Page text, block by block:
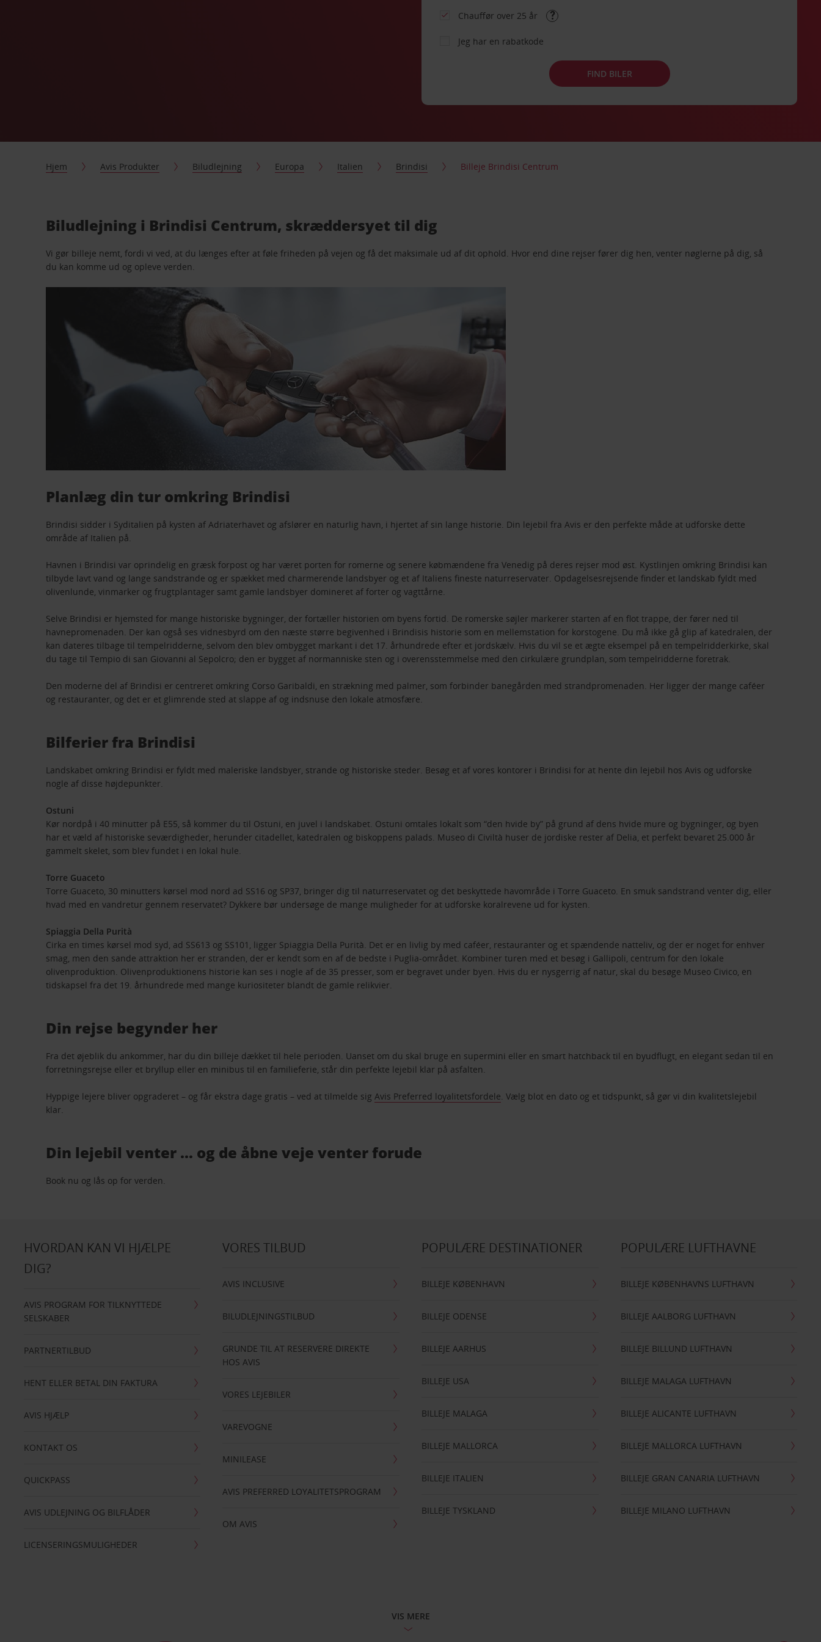
Chauffør over 25 år
Jeg har en rabatkode
FIND BILER
Hjem Avis Produkter Biludlejning Europa Italien Brindisi Billeje Brindisi Centrum
Biludlejning i Brindisi Centrum, skræddersyet til dig
Vi gør billeje nemt, fordi vi ved, at du længes efter at føle friheden på vejen og få det maksimale ud af dit ophold. Hvor end dine rejser fører dig hen, venter nøglerne på dig, så
du kan komme ud og opleve verden.
Planlæg din tur omkring Brindisi
Brindisi sidder i Syditalien på kysten af ​​Adriaterhavet og afslører en naturlig havn, i hjertet af sin lange historie. Din lejebil fra Avis er den perfekte måde at udforske dette
område af Italien på.
Havnen i Brindisi var oprindelig en græsk forpost og har været porten for romerne og senere købmændene fra Venedig på deres rejser mod øst. Kystlinjen omkring Brindisi kan
tilbyde lavt vand og lange sandstrande og er spækket med charmerende landsbyer og et af Italiens fineste naturreservater. Opdagelsesrejsende finder et landskab fyldt med
olivenlunde, vinmarker og frugtplantager samt gamle landsbyer domineret af forter og vagttårne.
Selve Brindisi er hjemsted for mange historiske bygninger, der fortæller historien om byens fortid. De romerske søjler markerer starten af en flot trappe, der fører ned til
havnepromenaden. Der kan også ses vidnesbyrd om den næste større begivenhed i Brindisis historie som en mellemstation for korstogene. Du må ikke gå glip af katedralen, der
kan dateres tilbage til tempelridderne, selvom den blev ombygget markant i det 17. århundrede efter et jordskælv. Hvis du vil se et ægte eksempel på en tempelridderkirke, skal
du tage til Tempio di san Giovanni al Sepolcro; den er bygget af normanniske sten og i overensstemmelse med den cirkulære grundplan, som tempelridderne foretrak.
Den moderne del af Brindisi er centreret omkring Corso Garibaldi, en strækning med palmer, som forbinder banegården med strandpromenaden. Her ligger der mange caféer
og restauranter, og det er et glimrende sted at slappe af og indsnuse den lokale atmosfære.
Bilferier fra Brindisi
Landskabet omkring Brindisi er fyldt med maleriske landsbyer, strande og historiske steder. Besøg et af vores kontorer i Brindisi for at hente din lejebil hos Avis og udforske
nogle af disse højdepunkter.
Ostuni
Kør nordpå i 40 minutter på E55, så kommer du til Ostuni, en juvel i landskabet. Ostuni omtales lokalt som “den hvide by” på grund af dens hvide mure og bygninger, og byen
har et væld af historiske seværdigheder, herunder citadellet, katedralen og biskoppens palads. Museo di Civiltà huser de jordiske rester af Delia, et perfekt bevaret 25.000 år
gammelt skelet, som blev fundet i en lokal hule.
Torre Guaceto
Torre Guaceto, 30 minutters kørsel mod nord ad SS16 og SP37, bringer dig til naturreservatet og det beskyttede havområde i Torre Guaceto. En smuk sandstrand venter dig, eller
hvad med en vandretur gennem reservatet? Dykkere bør undersøge de mange muligheder for at udforske koralrevene ud for kysten.
Spiaggia Della Purità
Cirka en times kørsel mod syd, ad SS613 og SS101, ligger Spiaggia Della Purità. Det er en livlig by med caféer, restauranter og et spændende natteliv, og der er noget for enhver
smag, men den sande attraktion her er stranden, der er kendt som en af de bedste i Puglia-området. Kombiner turen med et besøg i Gallipoli, centrum for den lokale
olivenproduktion. Olivenproduktionens historie kan ses i nogle af de 35 presser, som er begravet under byen. Hvis du er nysgerrig af natur, skal du besøge Museo Civico, en
tidskapsel fra det 19. århundrede med mange kuriositeter blandt de gamle relikvier.
Din rejse begynder her
Fra det øjeblik du ankommer, har du din billeje dækket til hele perioden. Uanset om du skal bruge en supermini eller en smart hatchback til en byudflugt, en elegant sedan til en
forretningsrejse eller et bryllup eller en minibus til en familieferie, står din perfekte lejebil klar på asfalten.
Hyppige lejere bliver opgraderet – og får ekstra dage gratis – ved at tilmelde sigAvis Preferred loyalitetsfordele. Vælg blot en dato og et tidspunkt, så gør vi din kvalitetslejebil
klar.
Din lejebil venter ... og de åbne veje venter forude
Book nu og lås op for verden.
HVORDAN KAN VI HJÆLPE
DIG?
AVIS PROGRAM FOR TILKNYTTEDE
SELSKABER
PARTNERTILBUD
HENT ELLER BETAL DIN FAKTURA
AVIS HJÆLP
KONTAKT OS
QUICKPASS
AVIS UDLEJNING OG BILFLÅDER
LICENSERINGSMULIGHEDER
VORES TILBUD
AVIS INCLUSIVE
BILUDLEJNINGSTILBUD
GRUNDE TIL AT RESERVERE DIREKTE
HOS AVIS
VORES LEJEBILER
VAREVOGNE
MINILEASE
AVIS PREFERRED LOYALITETSPROGRAM
OM AVIS
POPULÆRE DESTINATIONER
BILLEJE KØBENHAVN
BILLEJE ODENSE
BILLEJE AARHUS
BILLEJE USA
BILLEJE MALAGA
BILLEJE MALLORCA
BILLEJE ITALIEN
BILLEJE TYSKLAND
POPULÆRE LUFTHAVNE
BILLEJE KØBENHAVNS LUFTHAVN
BILLEJE AALBORG LUFTHAVN
BILLEJE BILLUND LUFTHAVN
BILLEJE MALAGA LUFTHAVN
BILLEJE ALICANTE LUFTHAVN
BILLEJE MALLORCA LUFTHAVN
BILLEJE GRAN CANARIA LUFTHAVN
BILLEJE MILANO LUFTHAVN
VIS MERE